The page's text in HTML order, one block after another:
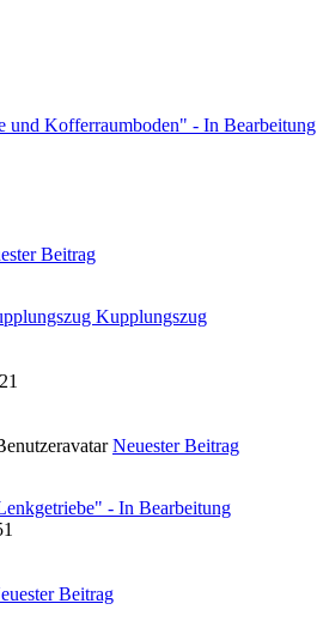
und Kofferraumboden" - In Bearbeitung
Beitrag
Kupplungszug
Neuester Beitrag
- In Bearbeitung
Beitrag